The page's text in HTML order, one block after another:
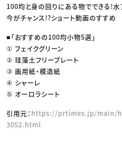
100均と身の回りにある物でできる!水
今がチャンス!?ショート動画のすすめ
■「おすすめの100均小物5選」
① フェイクグリーン
② 珪藻土フリープレート
③ 画用紙・模造紙
④ シャーレ
⑤ オーロラシート
引用元： https://prtimes.jp/main/
3052.html